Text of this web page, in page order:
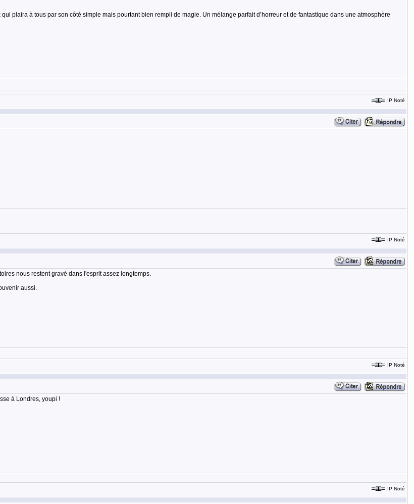
plaira à tous par son côté simple mais pourtant bien rempli de magie. Un mélange parfait d’horreur et de fantastique dans une atmosphère
IP Noté
IP Noté
nous restent gravé dans l'esprit assez longtemps.
aussi.
IP Noté
à Londres, youpi !
IP Noté